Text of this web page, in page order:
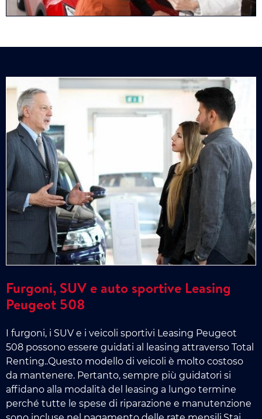
Furgoni, SUV e auto sportive Leasing
Peugeot 508
I furgoni, i SUV e i veicoli sportivi Leasing Peugeot
508 possono essere guidati al leasing attraverso Total
Renting..Questo modello di veicoli è molto costoso
da mantenere. Pertanto, sempre più guidatori si
affidano alla modalità del leasing a lungo termine
perché tutte le spese di riparazione e manutenzione